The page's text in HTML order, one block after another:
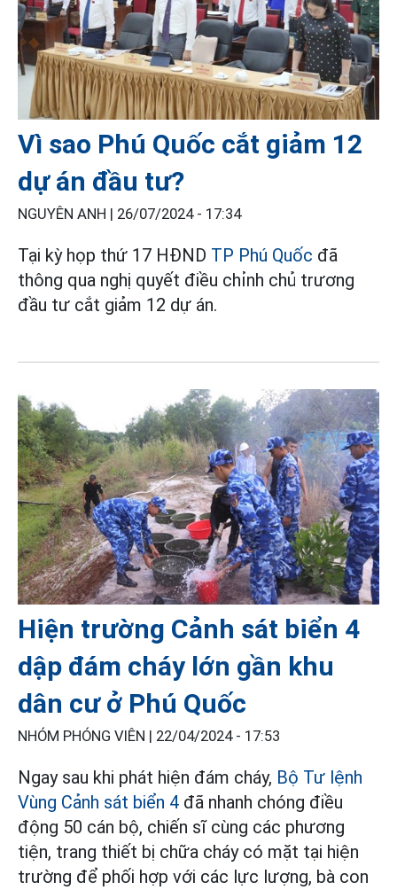
Vì sao Phú Quốc cắt giảm 12
dự án đầu tư?
NGUYÊN ANH | 26/07/2024 - 17:34
Tại kỳ họp thứ 17 HĐND TP Phú Quốc đã
thông qua nghị quyết điều chỉnh chủ trương
đầu tư cắt giảm 12 dự án.
Hiện trường Cảnh sát biển 4
dập đám cháy lớn gần khu
dân cư ở Phú Quốc
NHÓM PHÓNG VIÊN | 22/04/2024 - 17:53
Ngay sau khi phát hiện đám cháy, Bộ Tư lệnh
Vùng Cảnh sát biển 4 đã nhanh chóng điều
động 50 cán bộ, chiến sĩ cùng các phương
tiện, trang thiết bị chữa cháy có mặt tại hiện
trường để phối hợp với các lực lượng, bà con